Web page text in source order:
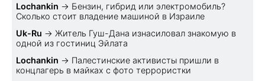
Lochankin → Бензин, гибрид или электромобиль?
Cколько стоит владение машиной в Израиле
Uk-Ru → Житель Гуш-Дана изнасиловал знакомую в
одной из гостиниц Эйлата
Lochankin → Палестинские активисты пришли в
концлагерь в майках с фото террористки